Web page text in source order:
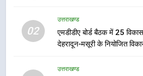
02
उत्तराखण्ड
एमडीडीए बोर्ड बैठक में 25
देहरादून-मसूरी के नियोजित
उत्तराखण्ड
7
एसआईआर